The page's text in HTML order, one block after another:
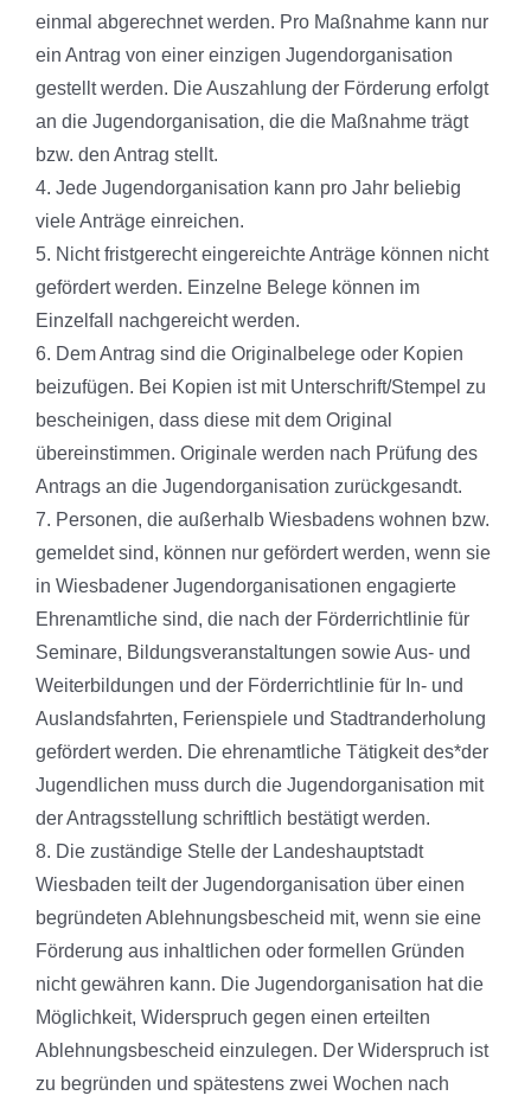
einmal abgerechnet werden. Pro Maßnahme kann nur
ein Antrag von einer einzigen Jugendorganisation
gestellt werden. Die Auszahlung der Förderung erfolgt
an die Jugendorganisation, die die Maßnahme trägt
bzw. den Antrag stellt.
4. Jede Jugendorganisation kann pro Jahr beliebig
viele Anträge einreichen.
5. Nicht fristgerecht eingereichte Anträge können nicht
gefördert werden. Einzelne Belege können im
Einzelfall nachgereicht werden.
6. Dem Antrag sind die Originalbelege oder Kopien
beizufügen. Bei Kopien ist mit Unterschrift/Stempel zu
bescheinigen, dass diese mit dem Original
übereinstimmen. Originale werden nach Prüfung des
Antrags an die Jugendorganisation zurückgesandt.
7. Personen, die außerhalb Wiesbadens wohnen bzw.
gemeldet sind, können nur gefördert werden, wenn sie
in Wiesbadener Jugendorganisationen engagierte
Ehrenamtliche sind, die nach der Förderrichtlinie für
Seminare, Bildungsveranstaltungen sowie Aus- und
Weiterbildungen und der Förderrichtlinie für In- und
Auslandsfahrten, Ferienspiele und Stadtranderholung
gefördert werden. Die ehrenamtliche Tätigkeit des*der
Jugendlichen muss durch die Jugendorganisation mit
der Antragsstellung schriftlich bestätigt werden.
8. Die zuständige Stelle der Landeshauptstadt
Wiesbaden teilt der Jugendorganisation über einen
begründeten Ablehnungsbescheid mit, wenn sie eine
Förderung aus inhaltlichen oder formellen Gründen
nicht gewähren kann. Die Jugendorganisation hat die
Möglichkeit, Widerspruch gegen einen erteilten
Ablehnungsbescheid einzulegen. Der Widerspruch ist
zu begründen und spätestens zwei Wochen nach